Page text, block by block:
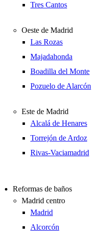
Tres Cantos
Oeste de Madrid
Las Rozas
Majadahonda
Boadilla del Monte
Pozuelo de Alarcón
Este de Madrid
Alcalá de Henares
Torrejón de Ardoz
Rivas-Vaciamadrid
Reformas de baños
Madrid centro
Madrid
Alcorcón